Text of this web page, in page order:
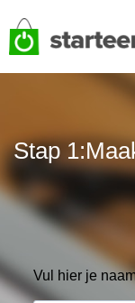
Stap
Vul hier je